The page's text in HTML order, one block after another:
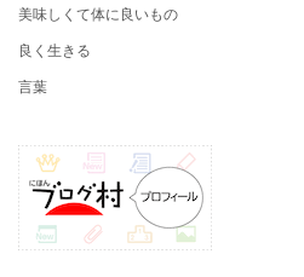
美味しくて体に良いもの
良く生きる
言葉